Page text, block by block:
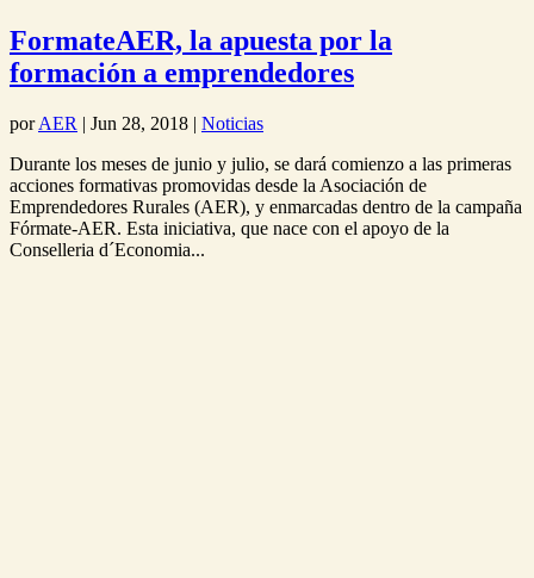
FormateAER, la apuesta por la
formación a emprendedores
porAER | Jun 28, 2018 | Noticias
Durante los meses de junio y julio, se dará comienzo a las primeras
acciones formativas promovidas desde la Asociación de
Emprendedores Rurales (AER), y enmarcadas dentro de la campaña
Fórmate-AER. Esta iniciativa, que nace con el apoyo de la
Conselleria d´Economia...